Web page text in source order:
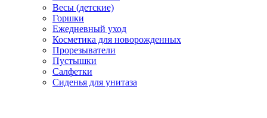
Весы (детские)
Горшки
Ежедневный уход
Косметика для новорожденных
Прорезыватели
Пустышки
Салфетки
Сиденья для унитаза